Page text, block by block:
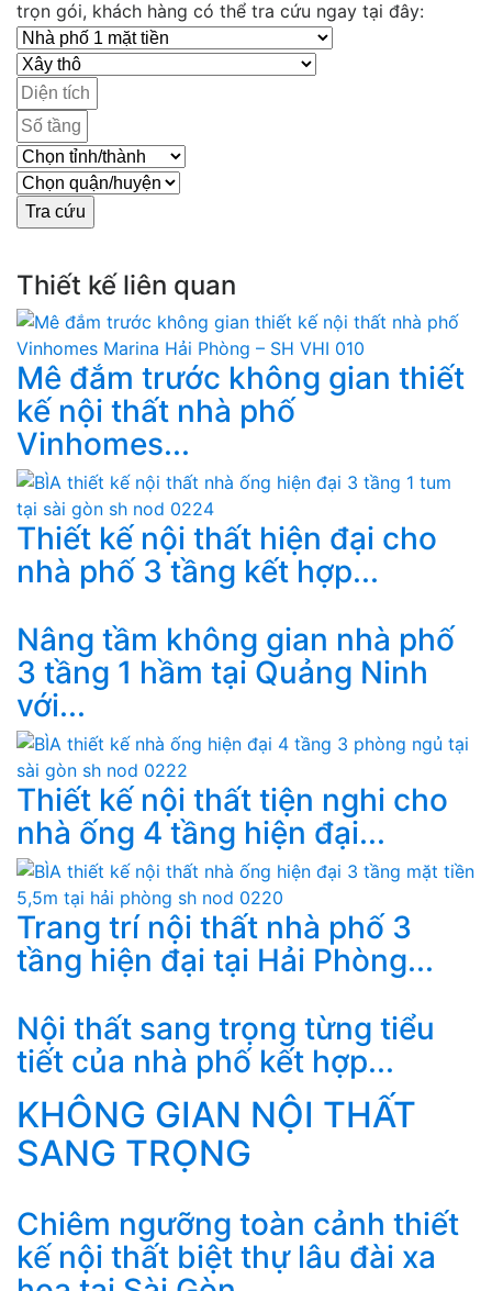
trọn gói, khách hàng có thể tra cứu ngay tại đây:
Thiết kế liên quan
Mê đắm trước không gian thiết
kế nội thất nhà phố
Vinhomes...
Thiết kế nội thất hiện đại cho
nhà phố 3 tầng kết hợp...
Nâng tầm không gian nhà phố
3 tầng 1 hầm tại Quảng Ninh
với...
Thiết kế nội thất tiện nghi cho
nhà ống 4 tầng hiện đại...
Trang trí nội thất nhà phố 3
tầng hiện đại tại Hải Phòng...
Nội thất sang trọng từng tiểu
tiết của nhà phố kết hợp...
KHÔNG GIAN NỘI THẤT
SANG TRỌNG
Chiêm ngưỡng toàn cảnh thiết
kế nội thất biệt thự lâu đài xa